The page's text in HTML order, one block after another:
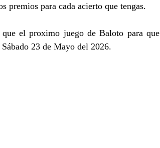
premios para cada acierto que tengas.
el proximo juego de Baloto para que
23 de Mayo del 2026.